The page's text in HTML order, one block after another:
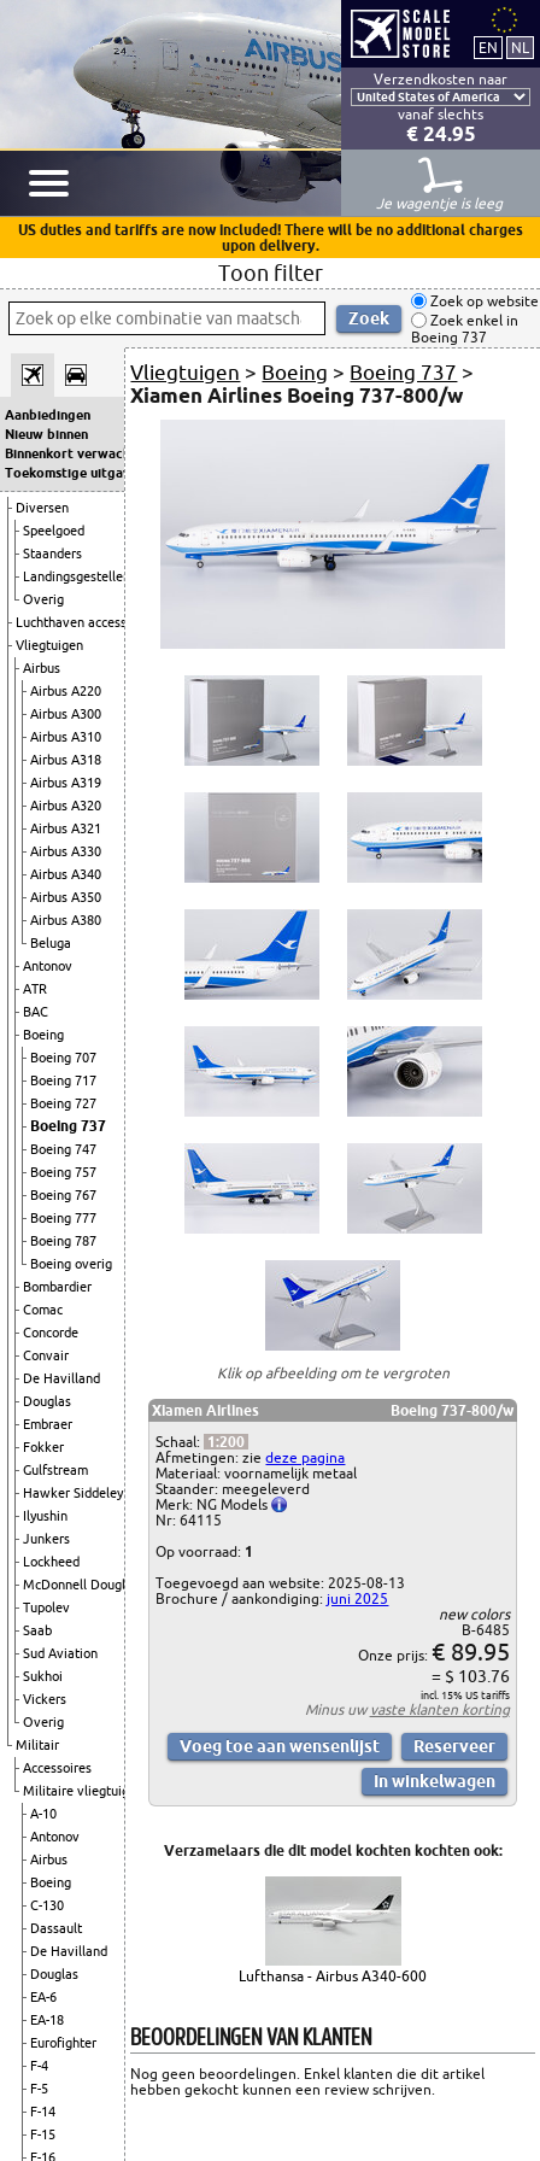
Verzendkosten naar
vanaf slechts
€ 24.95
Je wagentje is leeg
US duties and tariffs are now included! There will be no additional charges
upon delivery.
Toon filter
Zoek op website
Zoek enkel in
Boeing 737
Aanbiedingen
Nieuw binnen
Binnenkort verwacht
Toekomstige uitgaven
Diversen
Speelgoed
Staanders
Landingsgestellen
Overig
Luchthaven accessoires
Vliegtuigen
Airbus
Airbus A220
Airbus A300
Airbus A310
Airbus A318
Airbus A319
Airbus A320
Airbus A321
Airbus A330
Airbus A340
Airbus A350
Airbus A380
Beluga
Antonov
ATR
BAC
Boeing
Boeing 707
Boeing 717
Boeing 727
Boeing 737
Boeing 747
Boeing 757
Boeing 767
Boeing 777
Boeing 787
Boeing overig
Bombardier
Comac
Concorde
Convair
De Havilland
Douglas
Embraer
Fokker
Gulfstream
Hawker Siddeley
Ilyushin
Junkers
Lockheed
McDonnell Douglas
Tupolev
Saab
Sud Aviation
Sukhoi
Vickers
Overig
Militair
Accessoires
Militaire vliegtuigen
A-10
Antonov
Airbus
Boeing
C-130
Dassault
De Havilland
Douglas
EA-6
EA-18
Eurofighter
F-4
F-5
F-14
F-15
F-16
Vliegtuigen > Boeing > Boeing 737 >
Xiamen Airlines Boeing 737-800/w
Klik op afbeelding om te vergroten
Xiamen Airlines
Boeing 737-800/w
Schaal: 1:200
Afmetingen: ziedeze pagina
Materiaal: voornamelijk metaal
Staander: meegeleverd
Merk: NG Models
Nr: 64115
Op voorraad: 1
Toegevoegd aan website: 2025-08-13
Brochure / aankondiging: juni 2025
new colors
B-6485
Onze prijs: € 89.95
= $ 103.76
incl. 15% US tariffs
Minus uwvaste klanten korting
Verzamelaars die dit model kochten kochten ook:
Lufthansa - Airbus A340-600
BEOORDELINGEN VAN KLANTEN
Nog geen beoordelingen. Enkel klanten die dit artikel
hebben gekocht kunnen een review schrijven.